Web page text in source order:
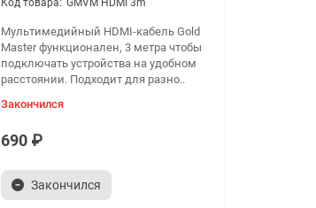
GMVM HDMI 3m
Мультимедийный HDMI-кабель Gold
Master функционален, 3 метра чтобы
подключать устройства на удобном
расстоянии. Подходит для разно..
Закончился
690 ₽
Закончился